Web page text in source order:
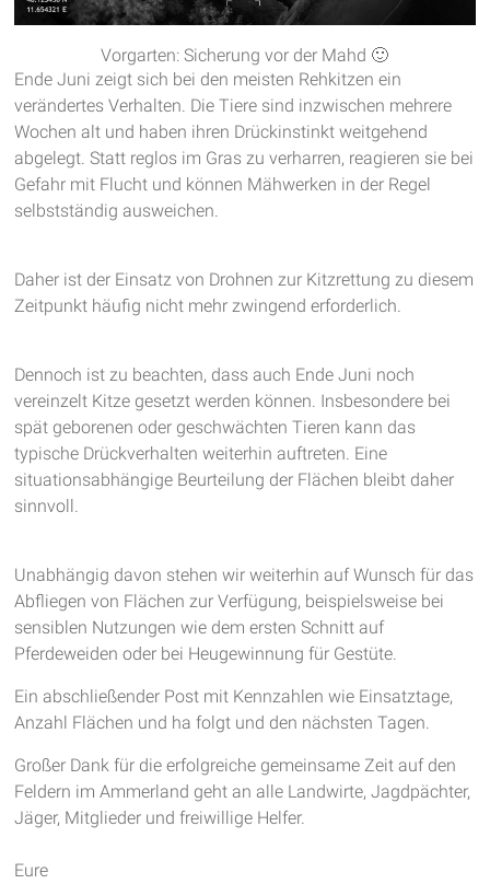
Vorgarten: Sicherung vor der Mahd 🙂
Ende Juni zeigt sich bei den meisten Rehkitzen ein
verändertes Verhalten. Die Tiere sind inzwischen mehrere
Wochen alt und haben ihren Drückinstinkt weitgehend
abgelegt. Statt reglos im Gras zu verharren, reagieren sie bei
Gefahr mit Flucht und können Mähwerken in der Regel
selbstständig ausweichen.
Daher ist der Einsatz von Drohnen zur Kitzrettung zu diesem
Zeitpunkt häufig nicht mehr zwingend erforderlich.
Dennoch ist zu beachten, dass auch Ende Juni noch
vereinzelt Kitze gesetzt werden können. Insbesondere bei
spät geborenen oder geschwächten Tieren kann das
typische Drückverhalten weiterhin auftreten. Eine
situationsabhängige Beurteilung der Flächen bleibt daher
sinnvoll.
Unabhängig davon stehen wir weiterhin auf Wunsch für das
Abfliegen von Flächen zur Verfügung, beispielsweise bei
sensiblen Nutzungen wie dem ersten Schnitt auf
Pferdeweiden oder bei Heugewinnung für Gestüte.
Ein abschließender Post mit Kennzahlen wie Einsatztage,
Anzahl Flächen und ha folgt und den nächsten Tagen.
Großer Dank für die erfolgreiche gemeinsame Zeit auf den
Feldern im Ammerland geht an alle Landwirte, Jagdpächter,
Jäger, Mitglieder und freiwillige Helfer.
Eure